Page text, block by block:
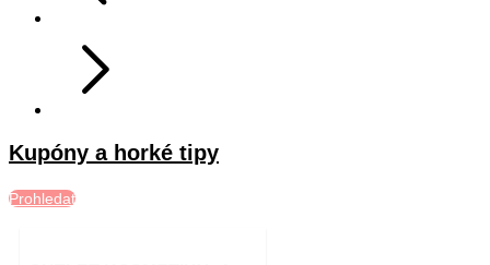
Kupóny a horké tipy
Prohledat